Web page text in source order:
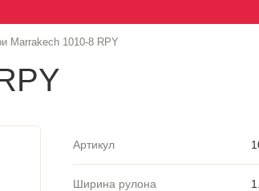
Marrakech 1010-8 RPY
Артикул
Ширина рулона